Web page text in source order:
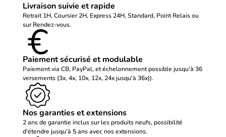
Livraison suivie et rapide
Retrait 1H, Coursier 2H, Express 24H, Standard, Point Relais ou
sur Rendez-vous.
Paiement sécurisé et modulable
Paiement via CB, PayPal, et échelonnement possible jusqu'à 36
versements (3x, 4x, 10x, 12x, 24x jusqu'à 36x)).
Nos garanties et extensions
2 ans de garantie inclus sur les produits neufs, possibilité
d'étendre jusqu'à 5 ans avec nos extensions.